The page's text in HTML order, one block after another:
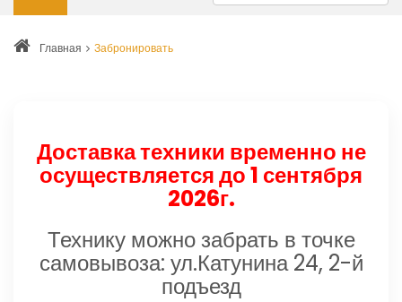
Главная Забронировать
Доставка техники временно не
осуществляется до 1 сентября
2026г.
Технику можно забрать в точке
самовывоза: ул.Катунина 24, 2-й
подъезд